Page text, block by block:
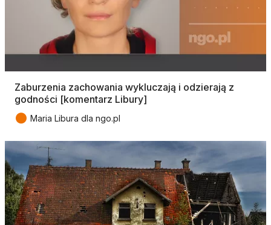
Zaburzenia zachowania wykluczają i odzierają z
godności [komentarz Libury]
● Maria Libura dla ngo.pl